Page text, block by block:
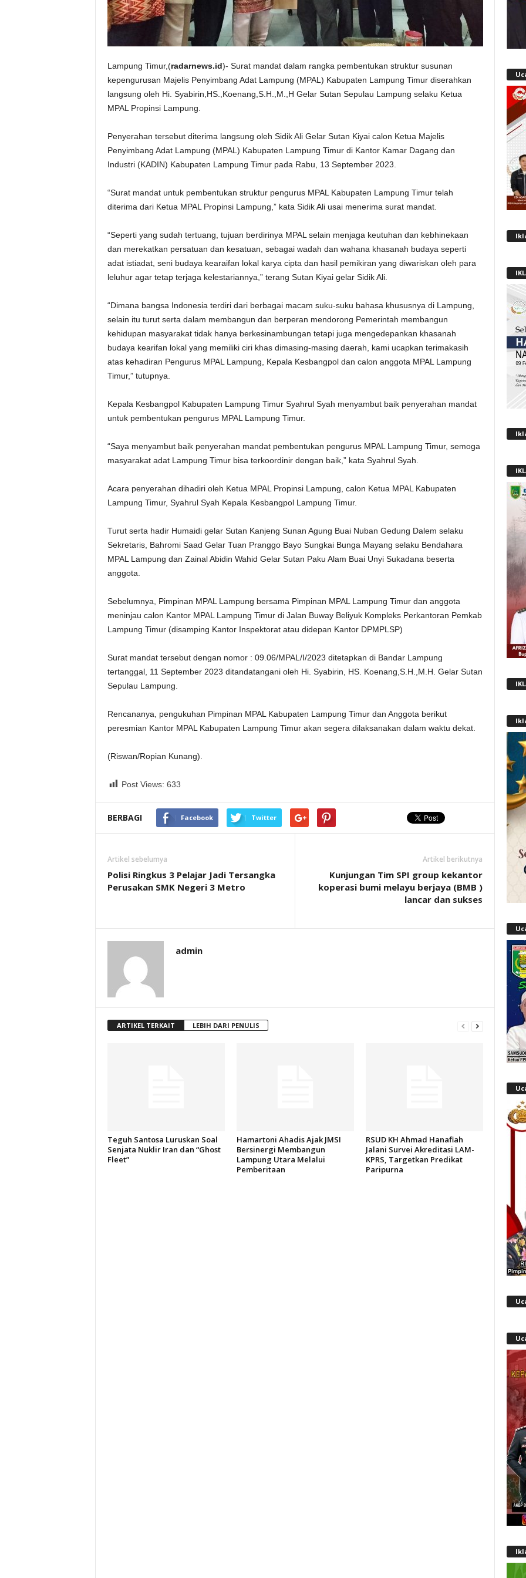
Lampung Timur,(radarnews.id)- Surat mandat dalam rangka pembentukan struktur susunan
kepengurusan Majelis Penyimbang Adat Lampung (MPAL) Kabupaten Lampung Timur diserahkan
langsung oleh Hi. Syabirin,HS.,Koenang,S.H.,M.,H Gelar Sutan Sepulau Lampung selaku Ketua
MPAL Propinsi Lampung.
Penyerahan tersebut diterima langsung oleh Sidik Ali Gelar Sutan Kiyai calon Ketua Majelis
Penyimbang Adat Lampung (MPAL) Kabupaten Lampung Timur di Kantor Kamar Dagang dan
Industri (KADIN) Kabupaten Lampung Timur pada Rabu, 13 September 2023.
“Surat mandat untuk pembentukan struktur pengurus MPAL Kabupaten Lampung Timur telah
diterima dari Ketua MPAL Propinsi Lampung,” kata Sidik Ali usai menerima surat mandat.
“Seperti yang sudah tertuang, tujuan berdirinya MPAL selain menjaga keutuhan dan kebhinekaan
dan merekatkan persatuan dan kesatuan, sebagai wadah dan wahana khasanah budaya seperti
adat istiadat, seni budaya kearaifan lokal karya cipta dan hasil pemikiran yang diwariskan oleh para
leluhur agar tetap terjaga kelestariannya,” terang Sutan Kiyai gelar Sidik Ali.
“Dimana bangsa Indonesia terdiri dari berbagai macam suku-suku bahasa khususnya di Lampung,
selain itu turut serta dalam membangun dan berperan mendorong Pemerintah membangun
kehidupan masyarakat tidak hanya berkesinambungan tetapi juga mengedepankan khasanah
budaya kearifan lokal yang memiliki ciri khas dimasing-masing daerah, kami ucapkan terimakasih
atas kehadiran Pengurus MPAL Lampung, Kepala Kesbangpol dan calon anggota MPAL Lampung
Timur,” tutupnya.
Kepala Kesbangpol Kabupaten Lampung Timur Syahrul Syah menyambut baik penyerahan mandat
untuk pembentukan pengurus MPAL Lampung Timur.
“Saya menyambut baik penyerahan mandat pembentukan pengurus MPAL Lampung Timur, semoga
masyarakat adat Lampung Timur bisa terkoordinir dengan baik,” kata Syahrul Syah.
Acara penyerahan dihadiri oleh Ketua MPAL Propinsi Lampung, calon Ketua MPAL Kabupaten
Lampung Timur, Syahrul Syah Kepala Kesbangpol Lampung Timur.
Turut serta hadir Humaidi gelar Sutan Kanjeng Sunan Agung Buai Nuban Gedung Dalem selaku
Sekretaris, Bahromi Saad Gelar Tuan Pranggo Bayo Sungkai Bunga Mayang selaku Bendahara
MPAL Lampung dan Zainal Abidin Wahid Gelar Sutan Paku Alam Buai Unyi Sukadana beserta
anggota.
Sebelumnya, Pimpinan MPAL Lampung bersama Pimpinan MPAL Lampung Timur dan anggota
meninjau calon Kantor MPAL Lampung Timur di Jalan Buway Beliyuk Kompleks Perkantoran Pemkab
Lampung Timur (disamping Kantor Inspektorat atau didepan Kantor DPMPLSP)
Surat mandat tersebut dengan nomor : 09.06/MPAL/I/2023 ditetapkan di Bandar Lampung
tertanggal, 11 September 2023 ditandatangani oleh Hi. Syabirin, HS. Koenang,S.H.,M.H. Gelar Sutan
Sepulau Lampung.
Rencananya, pengukuhan Pimpinan MPAL Kabupaten Lampung Timur dan Anggota berikut
peresmian Kantor MPAL Kabupaten Lampung Timur akan segera dilaksanakan dalam waktu dekat.
(Riswan/Ropian Kunang).
Post Views: 633
BERBAGI Facebook Twitter
Artikel sebelumya
Polisi Ringkus 3 Pelajar Jadi Tersangka
Perusakan SMK Negeri 3 Metro
Artikel berikutnya
Kunjungan Tim SPI group kekantor
koperasi bumi melayu berjaya (BMB )
lancar dan sukses
admin
ARTIKEL TERKAIT LEBIH DARI PENULIS
Teguh Santosa Luruskan Soal
Senjata Nuklir Iran dan “Ghost
Fleet”
Hamartoni Ahadis Ajak JMSI
Bersinergi Membangun
Lampung Utara Melalui
Pemberitaan
RSUD KH Ahmad Hanafiah
Jalani Survei Akreditasi LAM-
KPRS, Targetkan Predikat
Paripurna